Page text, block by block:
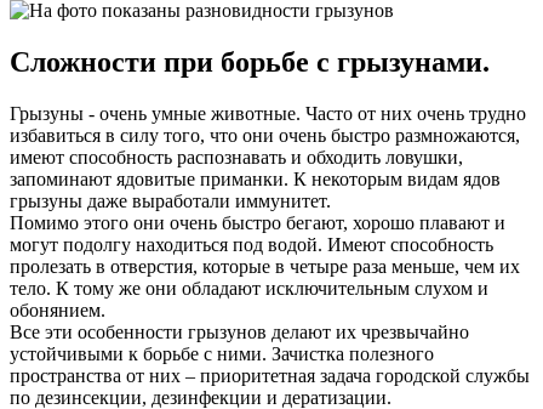
Сложности при борьбе с грызунами.
Грызуны - очень умные животные. Часто от них очень трудно
избавиться в силу того, что они очень быстро размножаются,
имеют способность распознавать и обходить ловушки,
запоминают ядовитые приманки. К некоторым видам ядов
грызуны даже выработали иммунитет.
Помимо этого они очень быстро бегают, хорошо плавают и
могут подолгу находиться под водой. Имеют способность
пролезать в отверстия, которые в четыре раза меньше, чем их
тело. К тому же они обладают исключительным слухом и
обонянием.
Все эти особенности грызунов делают их чрезвычайно
устойчивыми к борьбе с ними. Зачистка полезного
пространства от них – приоритетная задача городской службы
по дезинсекции, дезинфекции и дератизации.